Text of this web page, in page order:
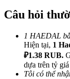
Mời một
BTC Welcome
Câu hỏi
1 HAEDAL
Hiện tại, 1
₽1.38 RUB.
dựa trên tỷ
Tôi có thể